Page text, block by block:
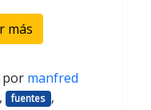
más
por manfred
fuentes ,